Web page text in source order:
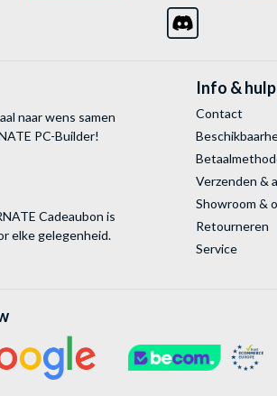
naar wens samen
PC-Builder!
Cadeaubon is
elke gelegenheid.
Info & hulp
Contact
Verzenden &
Showroom &
Retourneren
Service